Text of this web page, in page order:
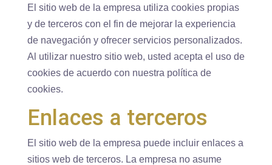
El sitio web de la empresa utiliza cookies propias
y de terceros con el fin de mejorar la experiencia
de navegación y ofrecer servicios personalizados.
Al utilizar nuestro sitio web, usted acepta el uso de
cookies de acuerdo con nuestra política de
cookies.
Enlaces a terceros
El sitio web de la empresa puede incluir enlaces a
sitios web de terceros. La empresa no asume